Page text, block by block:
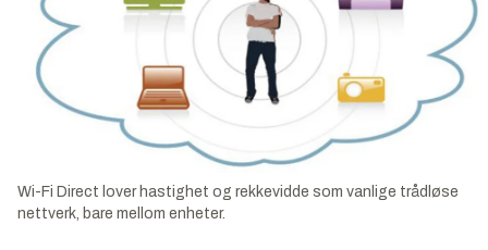
Wi-Fi Direct lover hastighet og rekkevidde som vanlige trådløse
nettverk, bare mellom enheter.